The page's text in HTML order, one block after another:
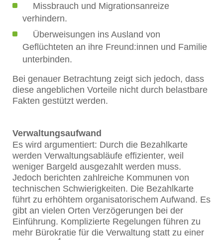
Missbrauch und Migrationsanreize
verhindern.
Überweisungen ins Ausland von
Geflüchteten an ihre Freund:innen und Familie
unterbinden.
Bei genauer Betrachtung zeigt sich jedoch, dass
diese angeblichen Vorteile nicht durch belastbare
Fakten gestützt werden.
Verwaltungsaufwand
Es wird argumentiert: Durch die Bezahlkarte
werden Verwaltungsabläufe effizienter, weil
weniger Bargeld ausgezahlt werden muss.
Jedoch berichten zahlreiche Kommunen von
technischen Schwierigkeiten. Die Bezahlkarte
führt zu erhöhtem organisatorischem Aufwand. Es
gibt an vielen Orten Verzögerungen bei der
Einführung. Komplizierte Regelungen führen zu
mehr Bürokratie für die Verwaltung statt zu einer